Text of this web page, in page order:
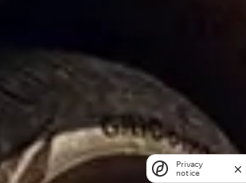
Privacy
notice